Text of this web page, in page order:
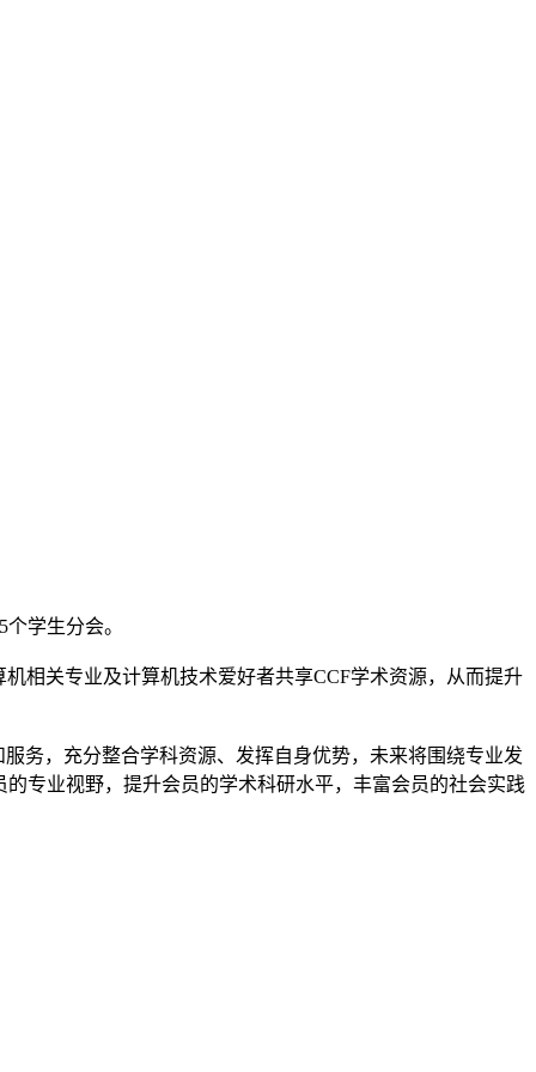
学生分会。
相关专业及计算机技术爱好者共享CCF学术资源，从而提升
务，充分整合学科资源、发挥自身优势，未来将围绕专业发
专业视野，提升会员的学术科研水平，丰富会员的社会实践